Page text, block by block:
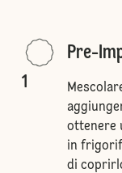
1
Pre-
ottenere
in
di